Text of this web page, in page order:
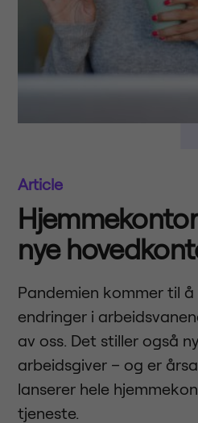
Article
nye
Pandemien kommer til
endringer i
av oss. Det stiller også
arbeidsgiver – og er
lanserer hele
tjeneste.